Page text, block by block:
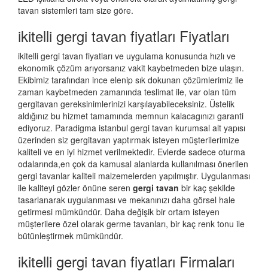
tavan sistemleri tam size göre.
ikitelli gergi tavan fiyatları Fiyatları
ikitelli gergi tavan fiyatları ve uygulama konusunda hızlı ve
ekonomik çözüm arıyorsanız vakit kaybetmeden bize ulaşın.
Ekibimiz tarafından ince elenip sık dokunan çözümlerimiz ile
zaman kaybetmeden zamanında teslimat ile, var olan tüm
gergitavan gereksinimlerinizi karşılayabileceksiniz. Üstelik
aldığınız bu hizmet tamamında memnun kalacagınızı garanti
ediyoruz. Paradigma istanbul gergi tavan kurumsal alt yapısı
üzerinden siz gergitavan yaptırmak isteyen müşterilerimize
kaliteli ve en iyi hizmet verilmektedir. Evlerde sadece oturma
odalarında,en çok da kamusal alanlarda kullanılması önerilen
gergi tavanlar kaliteli malzemelerden yapılmıştır. Uygulanması
ile kaliteyi gözler önüne seren gergi tavan bir kaç şekilde
tasarlanarak uygulanması ve mekanınızı daha görsel hale
getirmesi mümkündür. Daha değişik bir ortam isteyen
müşterilere özel olarak germe tavanları, bir kaç renk tonu ile
bütünleştirmek mümkündür.
ikitelli gergi tavan fiyatları Firmaları